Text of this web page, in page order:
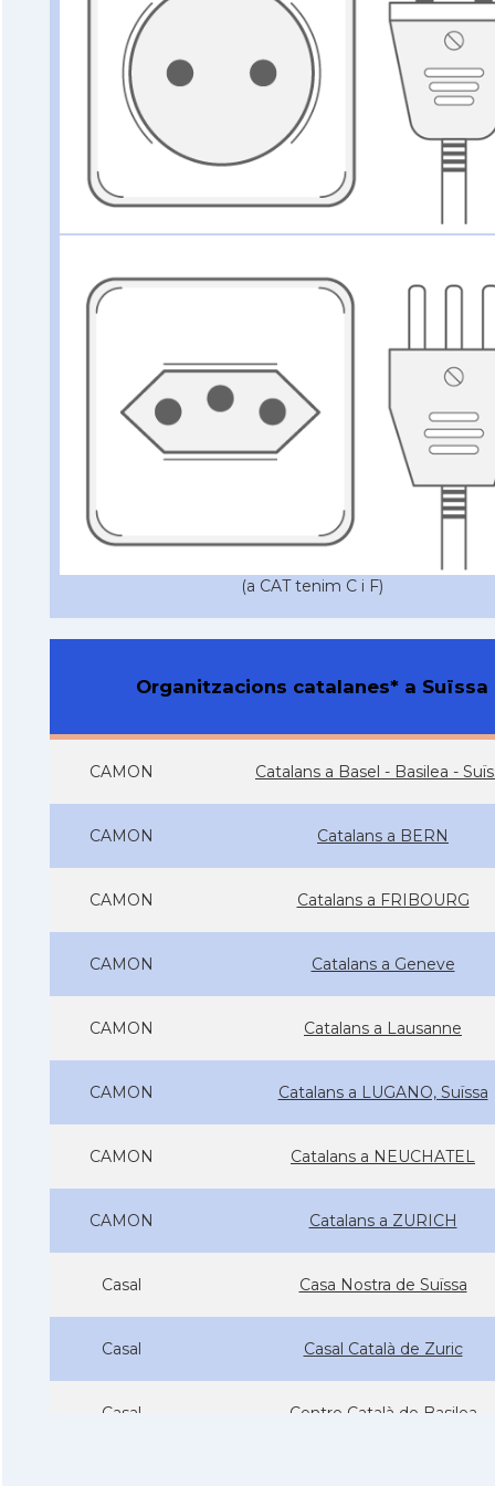
(a CAT tenim C i F)
Organitzacions catalanes* a Suïssa
CAMON Catalans a Basel - Basilea -
CAMON Catalans a BERN
CAMON Catalans a FRIBOURG
CAMON Catalans a Geneve
CAMON Catalans a Lausanne
CAMON Catalans a LUGANO, Suïssa
CAMON Catalans a NEUCHATEL
CAMON Catalans a ZURICH
Casal Casa Nostra de Suïssa
Casal Casal Català de Zuric
Casal Centre Català de Basilea